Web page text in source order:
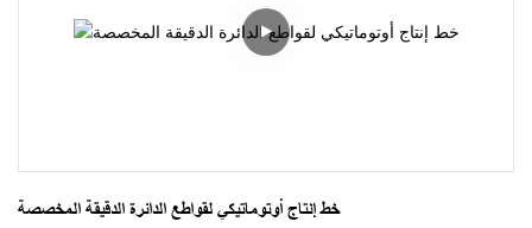
خط إنتاج أوتوماتيكي لقواطع الدائرة الدقيقة المخصصة